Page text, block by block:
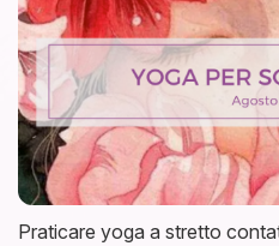
Praticare yoga a stretto